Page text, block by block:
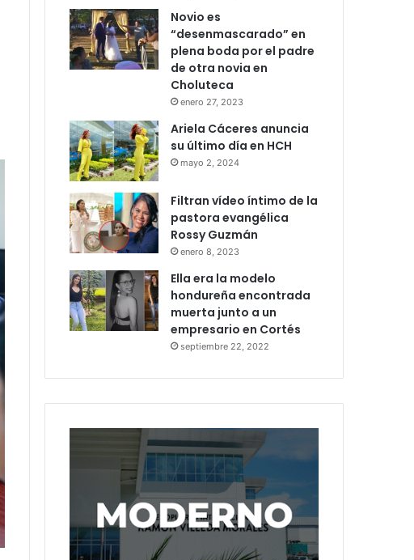
Novio es
“desenmascarado” en
plena boda por el padre
de otra novia en
Choluteca
enero 27, 2023
Ariela Cáceres anuncia
su último día en HCH
mayo 2, 2024
Filtran vídeo íntimo de la
pastora evangélica
Rossy Guzmán
enero 8, 2023
Ella era la modelo
hondureña encontrada
muerta junto a un
empresario en Cortés
septiembre 22, 2022